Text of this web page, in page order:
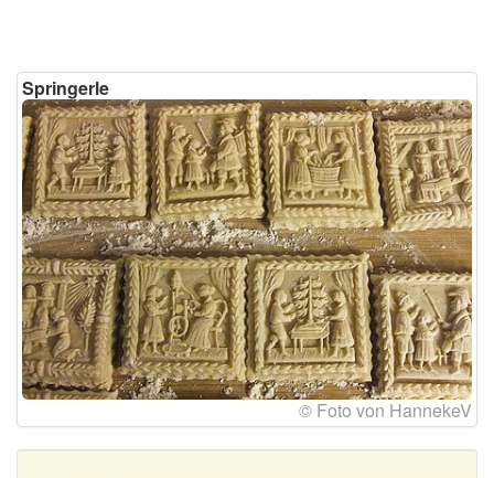
Vegane Plätzchen
Zimtplätzchen
Zimtsterne
Weihnachtsbäckerei
Bethmännchen
Dominosteine
Früchtebrot
Marzipankartoffeln
Weihnachtsmuffins
Springerle
© Foto von HannekeV